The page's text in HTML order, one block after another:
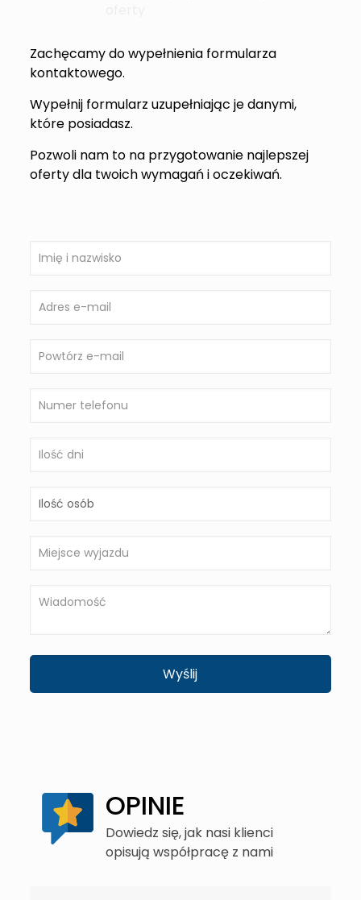
Zachęcamy do wypełnienia formularza
kontaktowego.
Wypełnij formularz uzupełniając je danymi,
które posiadasz.
Pozwoli nam to na przygotowanie najlepszej
oferty dla twoich wymagań i oczekiwań.
OPINIE
Dowiedz się, jak nasi klienci
opisują współpracę z nami